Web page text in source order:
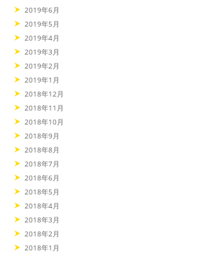
2019年6月
2019年5月
2019年4月
2019年3月
2019年2月
2019年1月
2018年12月
2018年11月
2018年10月
2018年9月
2018年8月
2018年7月
2018年6月
2018年5月
2018年4月
2018年3月
2018年2月
2018年1月